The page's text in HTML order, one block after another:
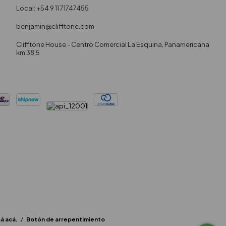
Local: +54 9 11 71747455
benjamin@clifftone.com
Clifftone House - Centro Comercial La Esquina, Panamericana
km 38,5
acá. / Botón de arrepentimiento